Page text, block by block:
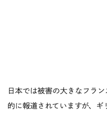
日本では被害の大きなフラ
的に報道されていますが、